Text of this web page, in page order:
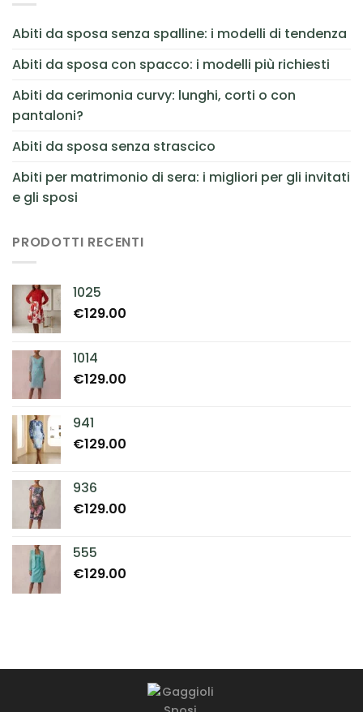
Abiti da sposa senza spalline: i modelli di tendenza
Abiti da sposa con spacco: i modelli più richiesti
Abiti da cerimonia curvy: lunghi, corti o con
pantaloni?
Abiti da sposa senza strascico
Abiti per matrimonio di sera: i migliori per gli invitati
e gli sposi
PRODOTTI RECENTI
1025
€129.00
1014
€129.00
941
€129.00
936
€129.00
555
€129.00